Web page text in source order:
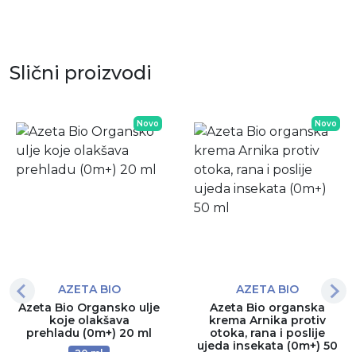
Slični proizvodi
Novo
AZETA BIO
Azeta Bio Organsko ulje
koje olakšava
prehladu (0m+) 20 ml
Novo
AZETA BIO
Azeta Bio organska
krema Arnika protiv
otoka, rana i poslije
ujeda insekata (0m+) 50